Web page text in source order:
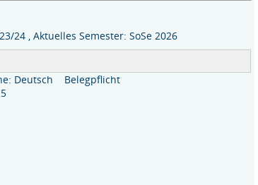
24 , Aktuelles Semester: SoSe 2026
Deutsch
Belegpflicht
5